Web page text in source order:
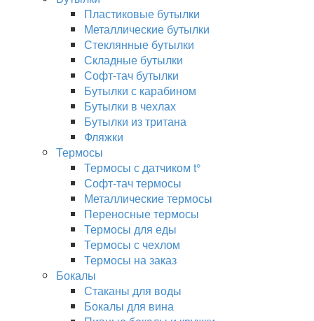
Пластиковые бутылки
Металлические бутылки
Стеклянные бутылки
Складные бутылки
Софт-тач бутылки
Бутылки с карабином
Бутылки в чехлах
Бутылки из тритана
Фляжки
Термосы
Термосы с датчиком t°
Софт-тач термосы
Металлические термосы
Переносные термосы
Термосы для еды
Термосы с чехлом
Термосы на заказ
Бокалы
Стаканы для воды
Бокалы для вина